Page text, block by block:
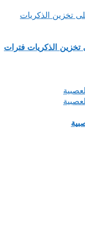
تخزين الذكريات فترات